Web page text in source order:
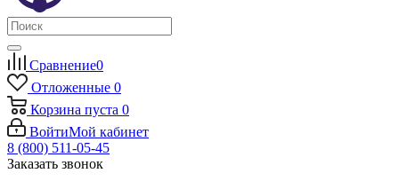
Сравнение0
Отложенные 0
Корзина пуста 0
ВойтиМой кабинет
8 (800) 511-05-45
Заказать звонок